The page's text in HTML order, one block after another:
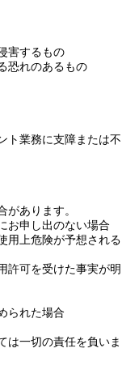
害するもの
恐れのあるもの
ト業務に支障または不
があります。
お申し出のない場合
用上危険が予想される
許可を受けた事実が明
られた場合
は一切の責任を負いま